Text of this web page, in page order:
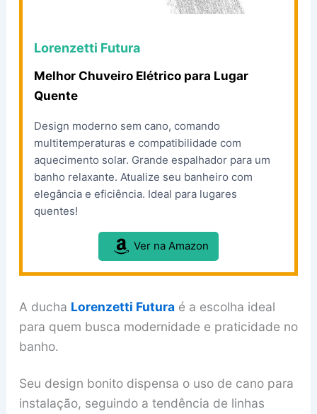
Lorenzetti Futura
Melhor Chuveiro Elétrico para Lugar
Quente
Design moderno sem cano, comando
multitemperaturas e compatibilidade com
aquecimento solar. Grande espalhador para um
banho relaxante. Atualize seu banheiro com
elegância e eficiência. Ideal para lugares
quentes!
Ver na Amazon
A ducha Lorenzetti Futura é a escolha ideal
para quem busca modernidade e praticidade no
banho.
Seu design bonito dispensa o uso de cano para
instalação, seguindo a tendência de linhas